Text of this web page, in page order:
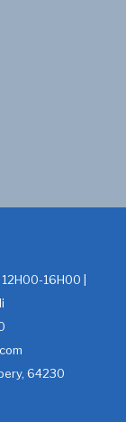
16H00 |
64230